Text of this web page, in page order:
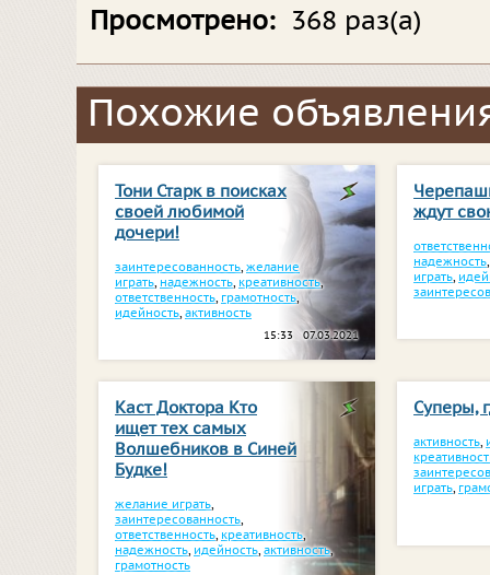
Просмотрено: 368 раз(а)
Похожие
Тони Старк в поисках
своей любимой
дочери!
заинтересованность, желание
играть, надежность, креативность,
ответственность, грамотность,
идейность, активность
15:33 07.03.2021
ждут
надежность
играть,
Каст Доктора Кто
ищет тех самых
Волшебников в Синей
Будке!
желание играть,
заинтересованность,
ответственность, креативность,
надежность, идейность, активность,
грамотность
Суперы,
активность,
играть,